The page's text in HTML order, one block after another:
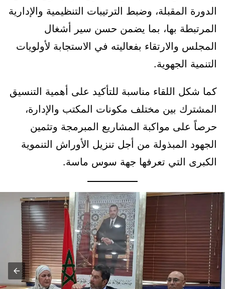
الدورة المقبلة، وضبط الترتيبات التنظيمية والإدارية
المرتبطة بها، بما يضمن حسن سير أشغال
المجلس والارتقاء بفعاليته في الاستجابة لأولويات
التنمية الجهوية.
كما شكل اللقاء مناسبة للتأكيد على أهمية التنسيق
المشترك بين مختلف مكونات المكتب والإدارة،
حرصاً على مواكبة المشاريع المبرمجة وتثمين
الجهود المبذولة من أجل تنزيل الأوراش التنموية
الكبرى التي تعرفها جهة سوس ماسة.